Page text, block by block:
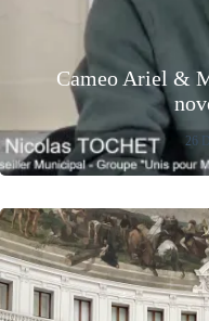
Cameo Ariel &
26